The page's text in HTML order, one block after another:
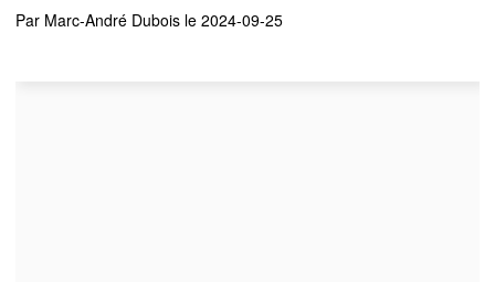
Par Marc-André Dubois le 2024-09-25